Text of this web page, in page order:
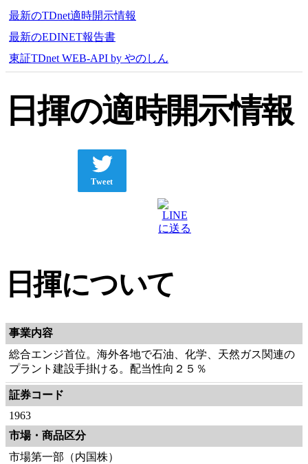
最新のTDnet適時開示情報
最新のEDINET報告書
東証TDnet WEB-API by やのしん
日揮の適時開示情報
Tweet
日揮について
事業内容
総合エンジ首位。海外各地で石油、化学、天然ガス関連の
プラント建設手掛ける。配当性向２５％
証券コード
1963
市場・商品区分
市場第一部（内国株）